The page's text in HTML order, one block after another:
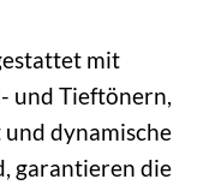
mit
und Tieftönern,
dynamische
garantieren die